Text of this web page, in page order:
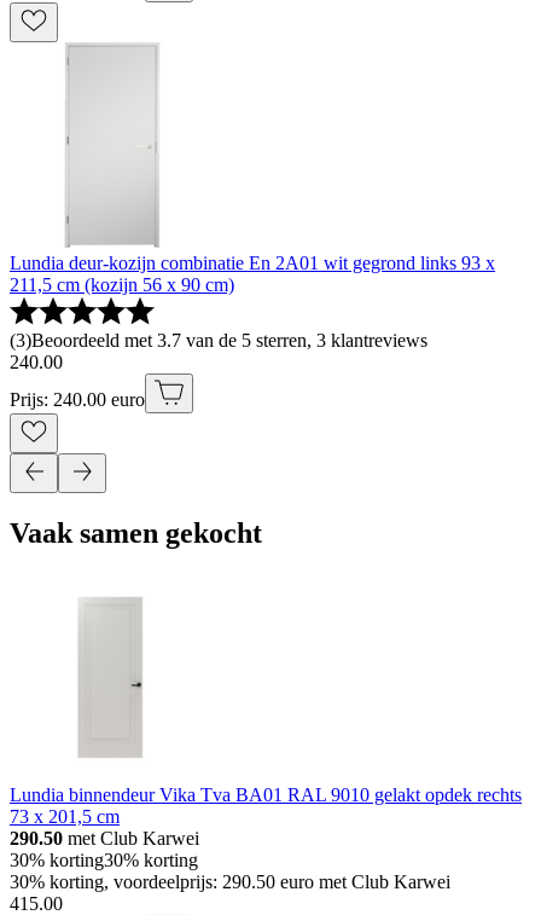
Lundia deur-kozijn combinatie En 2A01 wit gegrond links 93 x
211,5 cm (kozijn 56 x 90 cm)
(3)Beoordeeld met 3.7 van de 5 sterren, 3 klantreviews
240.00
Prijs: 240.00 euro
Vaak samen gekocht
Lundia binnendeur Vika Tva BA01 RAL 9010 gelakt opdek rechts
73 x 201,5 cm
290.50 met Club Karwei
30% korting30% korting
30% korting, voordeelprijs: 290.50 euro met Club Karwei
415.00